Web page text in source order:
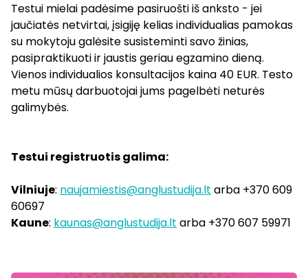
Testui mielai padėsime pasiruošti iš anksto - jei
jaučiatės netvirtai, įsigiję kelias individualias pamokas
su mokytoju galėsite susisteminti savo žinias,
pasipraktikuoti ir jaustis geriau egzamino dieną.
Vienos individualios konsultacijos kaina 40 EUR. Testo
metu mūsų darbuotojai jums pagelbėti neturės
galimybės.
Testui registruotis galima:
Vilniuje: naujamiestis@anglustudija.lt arba +370 609
60697
Kaune: kaunas@anglustudija.lt arba +370 607 59971